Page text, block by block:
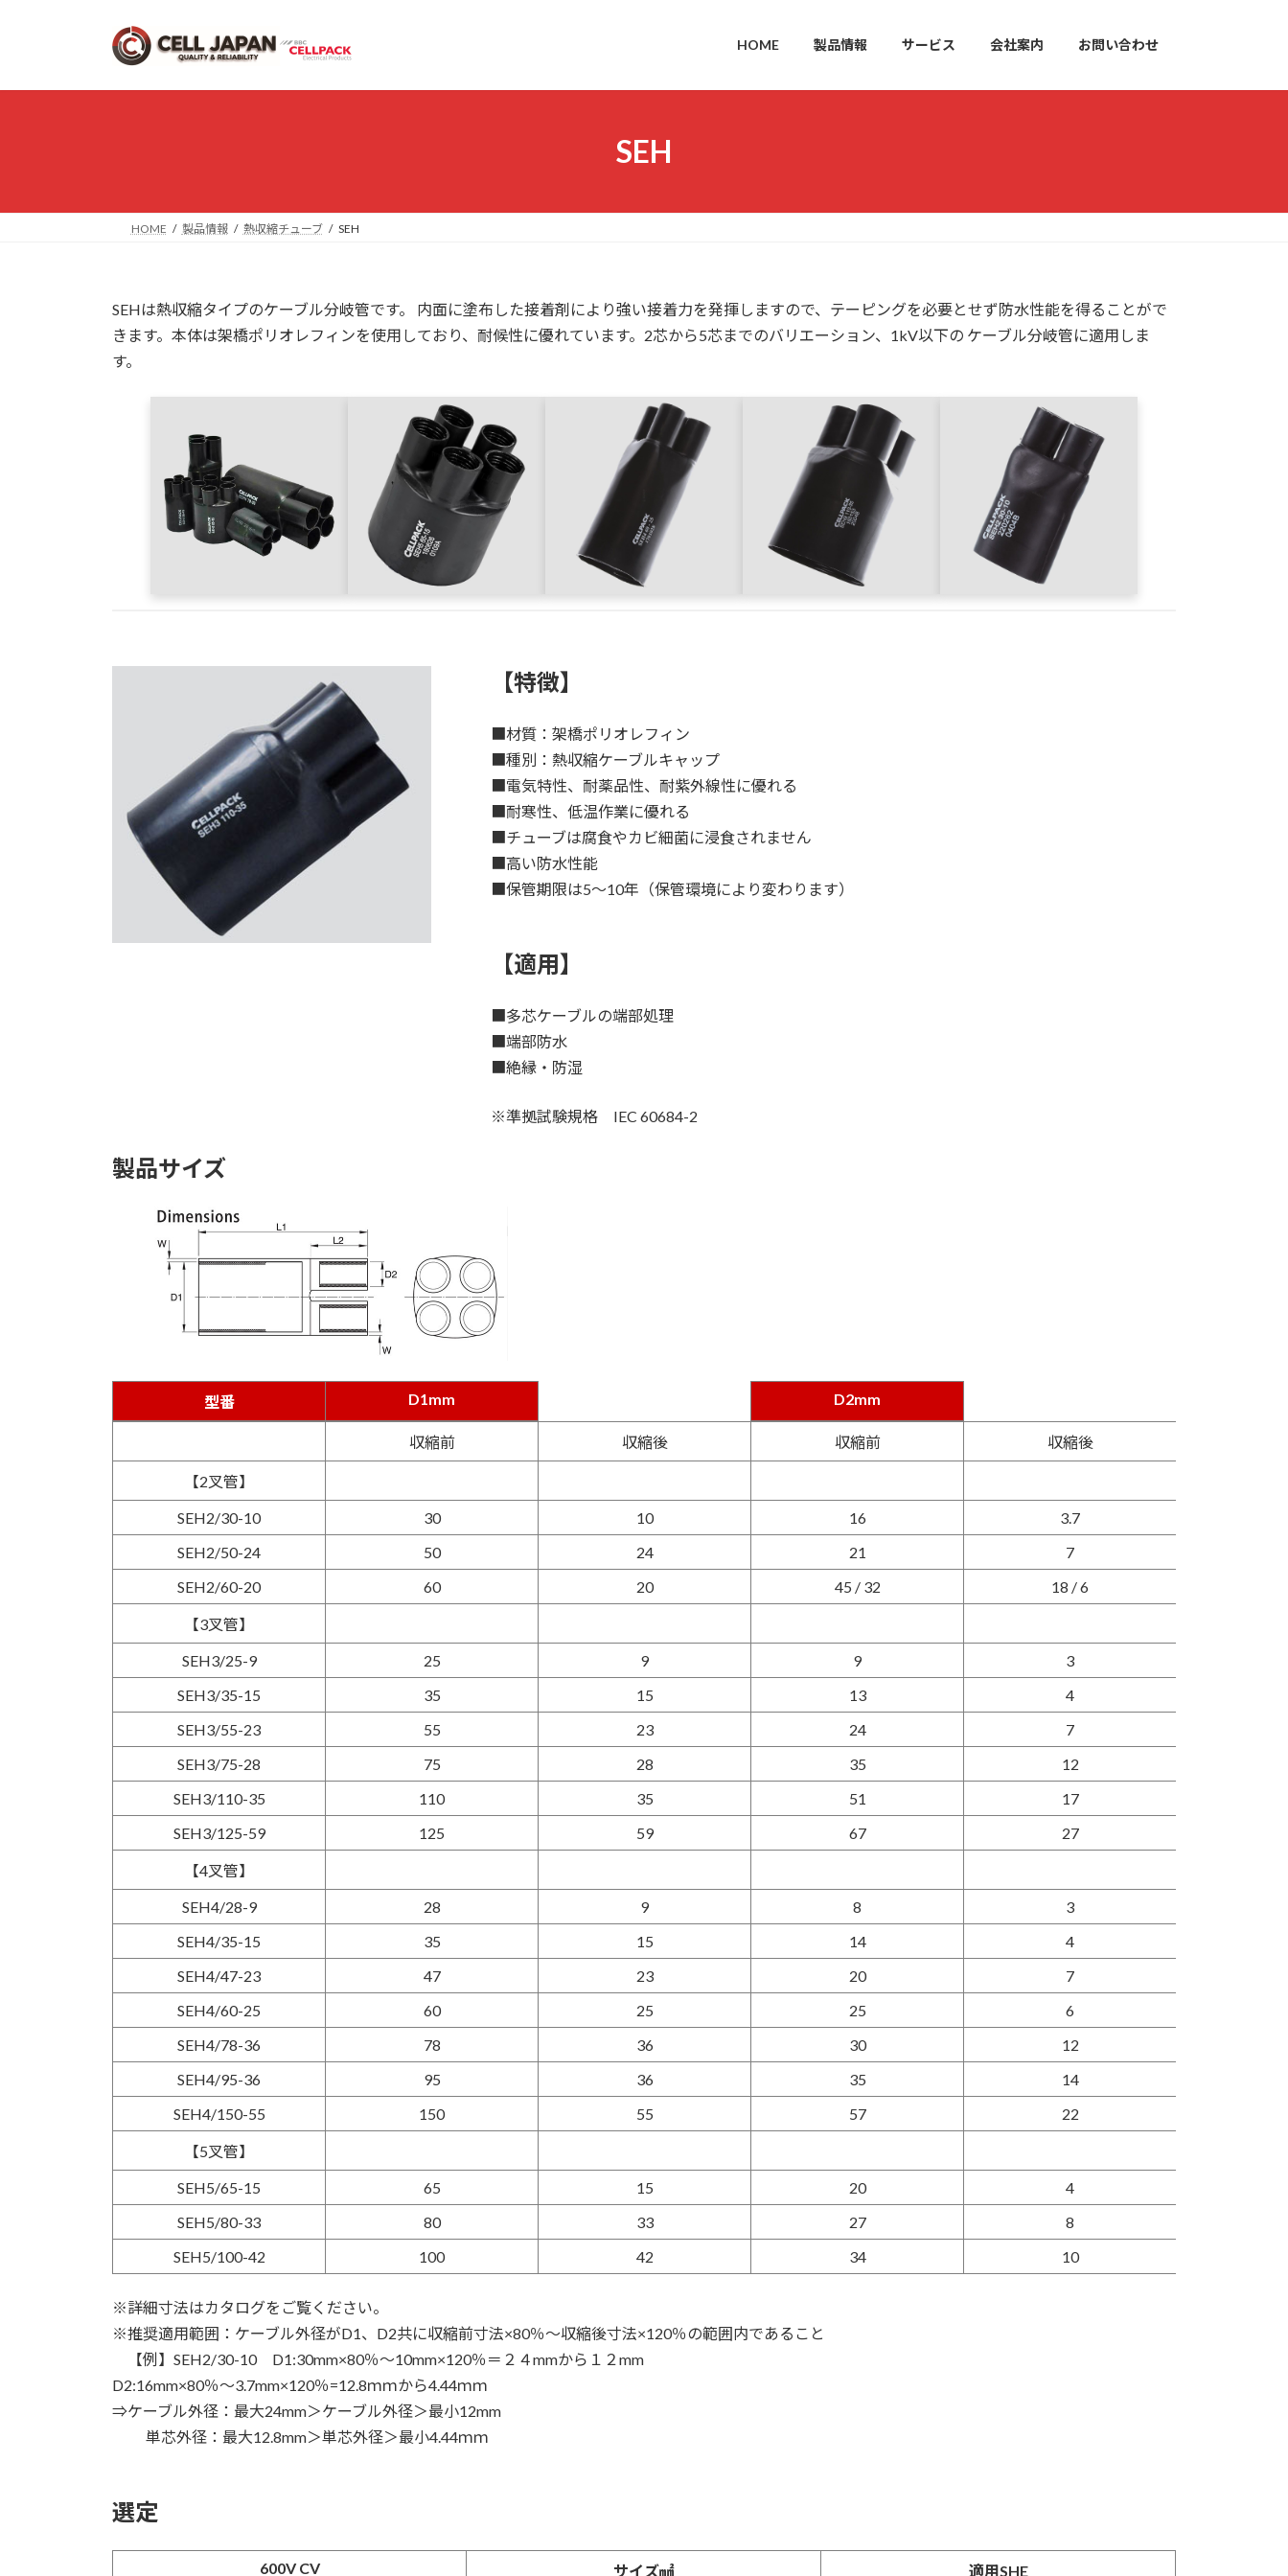
プ
動
HOME 製品情報 サービス 会社案内 お問い合わせ
SEH
HOME 製品情報 熱収縮チューブ SEH
SEHは熱収縮タイプのケーブル分岐管です。 内面に塗布した接着剤により強い接着力を発揮しますので、テーピングを必要とせず防水性能を得ることがで
きます。本体は架橋ポリオレフィンを使用しており、耐候性に優れています。2芯から5芯までのバリエーション、1kV以下の ケーブル分岐管に適用しま
す。
【特徴】
■材質：架橋ポリオレフィン
■種別：熱収縮ケーブルキャップ
■電気特性、耐薬品性、耐紫外線性に優れる
■耐寒性、低温作業に優れる
■チューブは腐食やカビ細菌に浸食されません
■高い防水性能
■保管期限は5～10年（保管環境により変わります）
【適用】
■多芯ケーブルの端部処理
■端部防水
■絶縁・防湿
※準拠試験規格 IEC 60684-2
製品サイズ
型番 D1mm
D2mm
収縮前 収縮後 収縮前 収縮後
【2叉管】
SEH2/30-10
30 10 16
3.7
SEH2/50-24
50 24 21
7
SEH2/60-20
60 20 45 / 32 18 / 6
【3叉管】
SEH3/25-9
25 9 9
3
SEH3/35-15
35 15 13
4
SEH3/55-23
55 23 24
7
SEH3/75-28
75 28 35
12
SEH3/110-35
110 35 51
17
SEH3/125-59
125 59 67 27
【4叉管】
SEH4/28-9
28 9 8
3
SEH4/35-15
35 15 14
4
SEH4/47-23
47 23 20
7
SEH4/60-25
60 25 25
6
SEH4/78-36
78 36 30
12
SEH4/95-36
95 36 35
14
SEH4/150-55
150 55 57 22
【5叉管】
SEH5/65-15
65 15 20
4
SEH5/80-33
80 33 27
8
SEH5/100-42
100 42 34 10
※詳細寸法はカタログをご覧ください。
※推奨適用範囲：ケーブル外径がD1、D2共に収縮前寸法×80％～収縮後寸法×120％の範囲内であること
【例】SEH2/30-10 D1:30mm×80％～10mm×120％＝２４mmから１２mm
D2:16mm×80％～3.7mm×120％=12.8ｍｍから4.44ｍｍ
⇒ケーブル外径：最大24mm＞ケーブル外径＞最小12mm
単芯外径：最大12.8mm＞単芯外径＞最小4.44ｍｍ
選定
600V CV サイズ㎟ 適用SHE